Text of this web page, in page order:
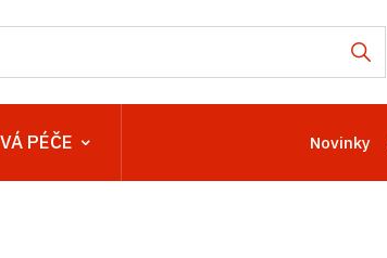
PÉČE Novinky